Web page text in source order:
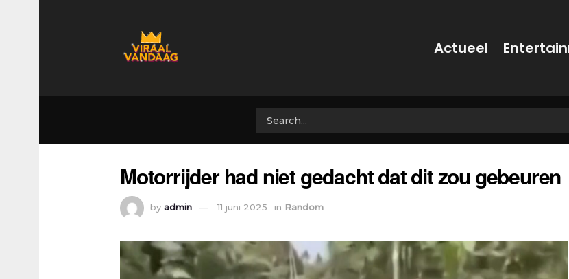
Actueel
Motorrijder had niet gedacht dat dit zou gebeuren
by admin 11 juni 2025 in Random